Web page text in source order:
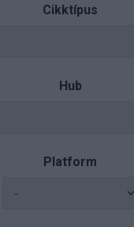
Cikktípus
Hub
Platform